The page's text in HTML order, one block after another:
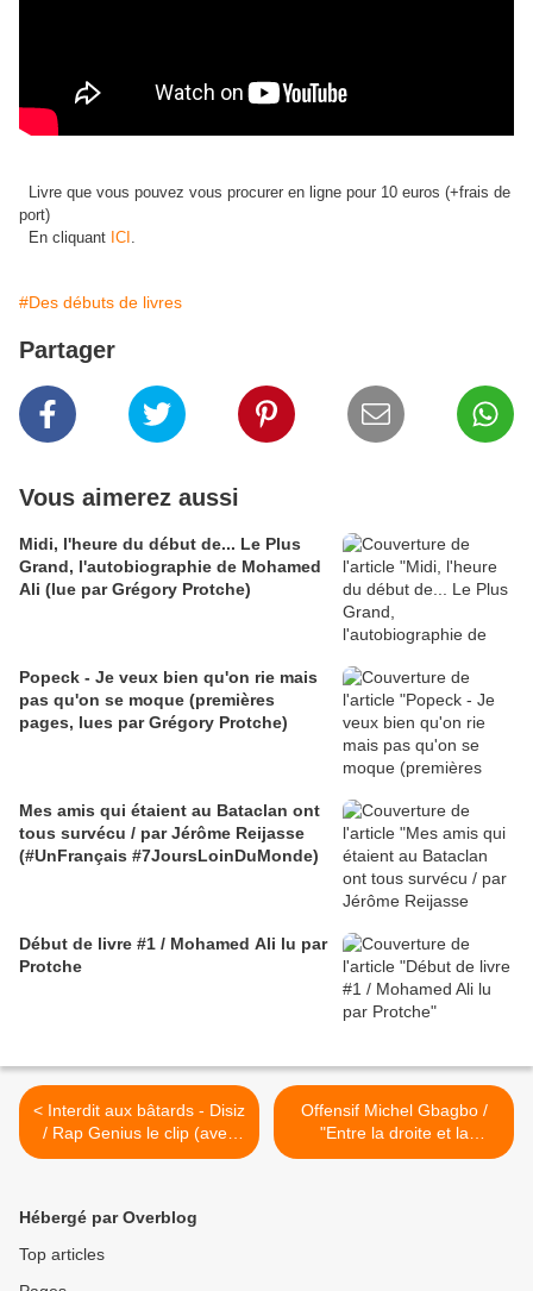
Livre que vous pouvez vous procurer en ligne pour 10 euros (+frais de
port)
En cliquant ICI .
#Des débuts de livres
Partager
Vous aimerez aussi
Midi, l'heure du début de... Le Plus
Grand, l'autobiographie de Mohamed
Ali (lue par Grégory Protche)
Popeck - Je veux bien qu'on rie mais
pas qu'on se moque (premières
pages, lues par Grégory Protche)
Mes amis qui étaient au Bataclan ont
tous survécu / par Jérôme Reijasse
(#UnFrançais #7JoursLoinDuMonde)
Début de livre #1 / Mohamed Ali lu par
Protche
< Interdit aux bâtards - Disiz
/ Rap Genius le clip (avec
Sear / Get Busy)
Offensif Michel Gbagbo /
"Entre la droite et la
gauche, il n'y a pas de parti
Hébergé par Overblog
Top articles